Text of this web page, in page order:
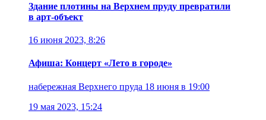
Здание плотины на Верхнем пруду превратили
в арт-объект
16 июня 2023, 8:26
Афиша: Концерт «Лето в городе»
набережная Верхнего пруда 18 июня в 19:00
19 мая 2023, 15:24